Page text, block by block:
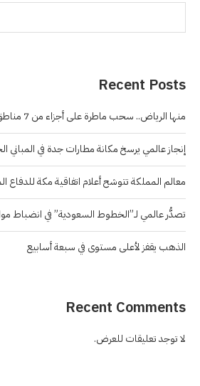
Recent Posts
منها الرياض.. سحب ماطرة على أجزاء من 7 مناطق
إنجاز عالمي يرسخ مكانة مطارات جدة في المباني
معالم المملكة تتوشح أعلام اتفاقية مكة للدفاع
تصدُّر عالمي لـ”الخطوط السعودية” في انضباط
الذهب يقفز لأعلى مستوى في سبعة أسابيع
Recent Comments
لا توجد تعليقات للعرض.